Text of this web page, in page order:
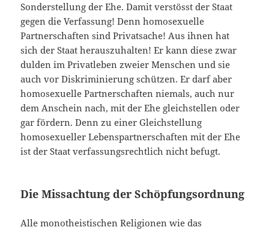
Sonderstellung der Ehe. Damit verstösst der Staat
gegen die Verfassung! Denn homosexuelle
Partnerschaften sind Privatsache! Aus ihnen hat
sich der Staat herauszuhalten! Er kann diese zwar
dulden im Privatleben zweier Menschen und sie
auch vor Diskriminierung schützen. Er darf aber
homosexuelle Partnerschaften niemals, auch nur
dem Anschein nach, mit der Ehe gleichstellen oder
gar fördern. Denn zu einer Gleichstellung
homosexueller Lebenspartnerschaften mit der Ehe
ist der Staat verfassungsrechtlich nicht befugt.
Die Missachtung der Schöpfungsordnung
Alle monotheistischen Religionen wie das